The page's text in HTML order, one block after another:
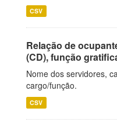
CSV
Relação de
(CD), função
Nome dos servidores,
cargo/função.
CSV